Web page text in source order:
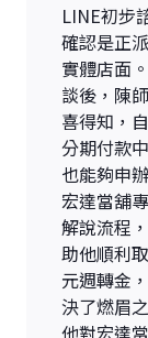
LINE初步
確認是正
實體店面
談後，陳
喜得知，
分期付款
也能夠申
宏達當舖
解說流程
助他順利
元週轉金
決了燃眉